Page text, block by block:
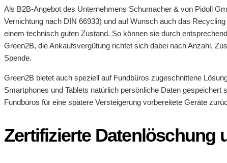
Als B2B-Angebot des Unternehmens Schumacher & von Pidoll
Vernichtung nach DIN 66933) und auf Wunsch auch das
einem technisch guten Zustand. So können sie durch
Green2B, die Ankaufsvergütung richtet sich dabei nach Anzahl,
Spende.
Green2B bietet auch speziell auf Fundbüros zugeschnittene
Smartphones und Tablets natürlich persönliche Daten
Fundbüros für eine spätere Versteigerung vorbereitete Geräte
Zertifizierte Datenlöschung